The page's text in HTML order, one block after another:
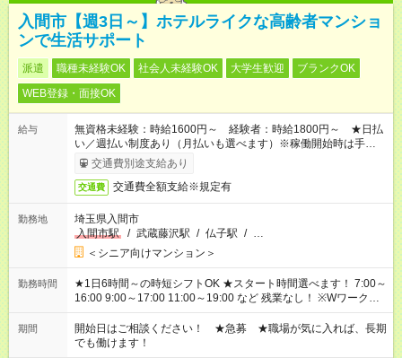
入間市【週3日～】ホテルライクな高齢者マンショ
ンで生活サポート
派遣 職種未経験OK 社会人未経験OK 大学生歓迎
ブランクOK
WEB登録・面接OK
給与
無資格未経験：時給1600円～ 経験者：時給1800円～ ★日払
い／週払い制度あり（月払いも選べます）※稼働開始時は手続き
完了次第のお支払いとなります。
交通費別途支給あり
交通費 交通費全額支給※規定有
勤務地
埼玉県入間市
入間市駅
/ 武蔵藤沢駅 / 仏子駅 / …
＜シニア向けマンション＞
勤務時間
★1日6時間～の時短シフトOK ★スタート時間選べます！ 7:00～
16:00 9:00～17:00 11:00～19:00 など 残業なし！ ※Wワークの
場合、他のお仕事と合わせ週40時間超の就業はご案内できませ
ん ※法令に基づき、週20時間以上勤務は社会保険への加入対象
となります ※労働者派遣法（日雇い派遣の原則禁止）により、
短時間・短期間の就業はご案内が難しい場合があります
期間
開始日はご相談ください！ ★急募 ★職場が気に入れば、長期
でも働けます！